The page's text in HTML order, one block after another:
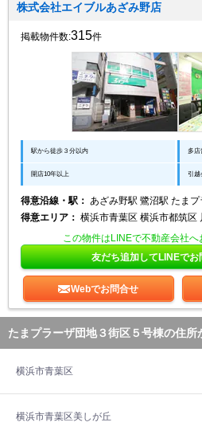
株式会社エイブルあざみ野店
掲載物件数:315件
駅から徒歩３分以内 多店
開店10年以上 引越
得意沿線・駅：
あざみ野駅 鷺沼駅 たま
得意エリア： 横浜市青葉区 横浜市都筑区
この物件はLINEで不動産会社へ
友だち追加してLINEでお
Webでお問合せ
たまプラーザ団地３街区５号棟の住所
横浜市青葉区
横浜市青葉区美しが丘